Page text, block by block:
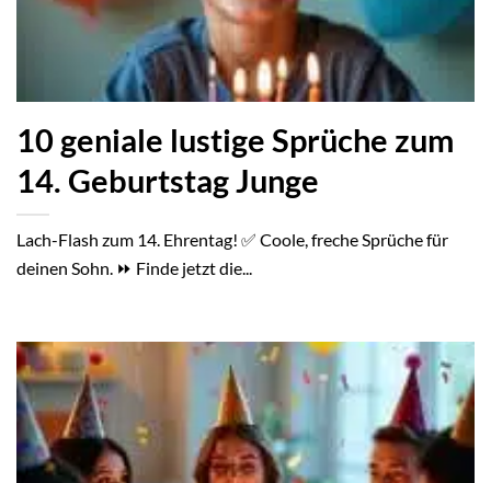
10 geniale lustige Sprüche zum
14. Geburtstag Junge
Lach-Flash zum 14. Ehrentag! ✅ Coole, freche Sprüche für
deinen Sohn. ⏩ Finde jetzt die...